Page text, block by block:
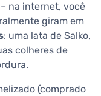
na internet, você
giram em
: uma lata de Salko,
colheres de
(comprado